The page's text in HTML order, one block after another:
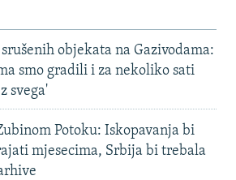
objekata na Gazivodama:
smo gradili i za nekoliko sati
svega'
Potoku: Iskopavanja bi
mjesecima, Srbija bi trebala